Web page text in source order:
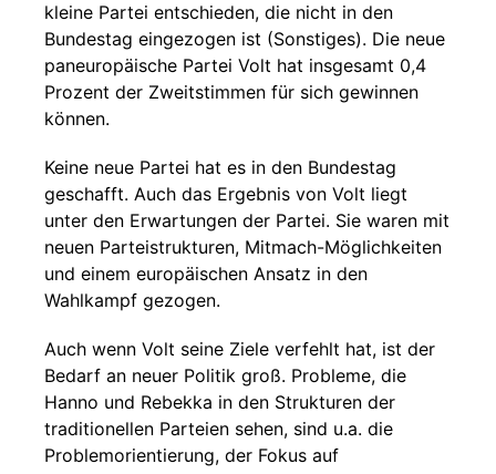
kleine Partei entschieden, die nicht in den
Bundestag eingezogen ist (Sonstiges). Die neue
paneuropäische Partei Volt hat insgesamt 0,4
Prozent der Zweitstimmen für sich gewinnen
können.
Keine neue Partei hat es in den Bundestag
geschafft. Auch das Ergebnis von Volt liegt
unter den Erwartungen der Partei. Sie waren mit
neuen Parteistrukturen, Mitmach-Möglichkeiten
und einem europäischen Ansatz in den
Wahlkampf gezogen.
Auch wenn Volt seine Ziele verfehlt hat, ist der
Bedarf an neuer Politik groß. Probleme, die
Hanno und Rebekka in den Strukturen der
traditionellen Parteien sehen, sind u.a. die
Problemorientierung, der Fokus auf